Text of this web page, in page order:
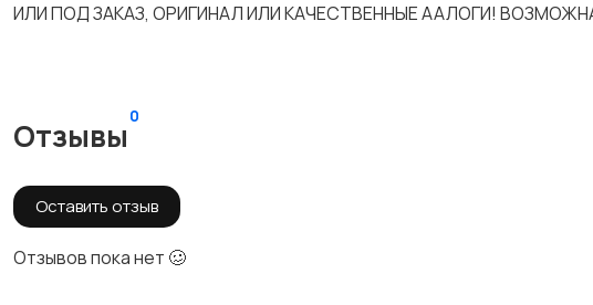
ИЛИ ПОД ЗАКАЗ, ОРИГИНАЛ ИЛИ КАЧЕСТВЕННЫЕ ААЛОГИ!
Отзывы
0
Оставить отзыв
Отзывов пока нет 🥴